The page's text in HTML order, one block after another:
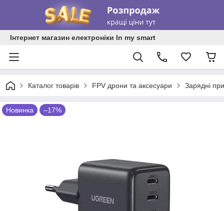
Інтернет магазин електроніки In my smart
Каталог товарів FPV дрони та аксесуари Зарядні
Новинка –17%